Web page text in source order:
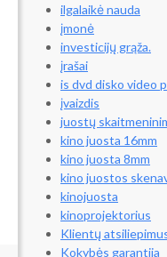
ilgalaikė nauda
įmonė
investicijų grąža.
įrašai
is dvd disko video
įvaizdis
juostų
kino juosta 16mm
kino juosta 8mm
kino juostos
kinojuosta
kinoprojektorius
Klientų
Kokybės garantija